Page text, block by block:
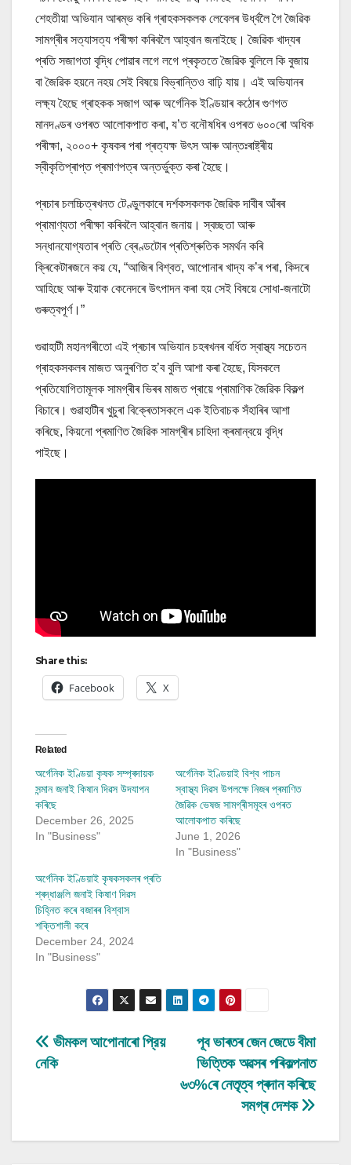
শেহতীয়া অভিযান আৰম্ভ কৰি গ্ৰাহকসকলক লেবেলৰ উৰ্ধ্বলৈ গৈ জৈৱিক
সামগ্ৰীৰ সত্যাসত্য পৰীক্ষা কৰিবলৈ আহ্বান জনাইছে। জৈৱিক খাদ্যৰ
প্ৰতি সজাগতা বৃদ্ধি পোৱাৰ লগে লগে প্ৰকৃততে জৈৱিক বুলিলে কি বুজায়
বা জৈৱিক হয়নে নহয় সেই বিষয়ে বিভ্ৰান্তিও বাঢ়ি যায়। এই অভিযানৰ
লক্ষ্য হৈছে গ্ৰাহকক সজাগ আৰু অৰ্গেনিক ইণ্ডিয়াৰ কঠোৰ গুণগত
মানদণ্ডৰ ওপৰত আলোকপাত কৰা, য’ত বনৌষধিৰ ওপৰত ৬০০ৰো অধিক
পৰীক্ষা, ২০০০+ কৃষকৰ পৰা প্ৰত্যক্ষ উৎস আৰু আন্তঃৰাষ্ট্ৰীয়
স্বীকৃতিপ্ৰাপ্ত প্ৰমাণপত্ৰ অন্তৰ্ভুক্ত কৰা হৈছে।
প্ৰচাৰ চলচ্চিত্ৰখনত টেণ্ডুলকাৰে দৰ্শকসকলক জৈৱিক দাবীৰ আঁৰৰ
প্ৰামাণ্যতা পৰীক্ষা কৰিবলৈ আহ্বান জনায়। স্বচ্ছতা আৰু
সন্ধানযোগ্যতাৰ প্ৰতি ব্ৰেণ্ডটোৰ প্ৰতিশ্ৰুতিক সমৰ্থন কৰি
ক্ৰিকেটাৰজনে কয় যে, “আজিৰ বিশ্বত, আপোনাৰ খাদ্য ক’ৰ পৰা, কিদৰে
আহিছে আৰু ইয়াক কেনেদৰে উৎপাদন কৰা হয় সেই বিষয়ে সোধা-জনাটো
গুৰুত্বপূৰ্ণ।”
গুৱাহাটী মহানগৰীতো এই প্ৰচাৰ অভিযান চহৰখনৰ বৰ্ধিত স্বাস্থ্য সচেতন
গ্ৰাহকসকলৰ মাজত অনুৰণিত হ’ব বুলি আশা কৰা হৈছে, যিসকলে
প্ৰতিযোগিতামূলক সামগ্ৰীৰ ভিৰৰ মাজত প্ৰায়ে প্ৰামাণিক জৈৱিক বিকল্প
বিচাৰে। গুৱাহাটীৰ খুচুৰা বিক্ৰেতাসকলে এক ইতিবাচক সঁহাৰিৰ আশা
কৰিছে, কিয়নো প্ৰমাণিত জৈৱিক সামগ্ৰীৰ চাহিদা ক্ৰমান্বয়ে বৃদ্ধি
পাইছে।
Share this:
Facebook X
Related
অৰ্গেনিক ইণ্ডিয়া কৃষক সম্প্ৰদায়ক
সন্মান জনাই কিষান দিৱস উদযাপন
কৰিছে
December 26, 2025
In "Business"
অৰ্গেনিক ইণ্ডিয়াই বিশ্ব পাচন
স্বাস্থ্য দিৱস উপলক্ষে নিজৰ প্ৰমাণিত
জৈৱিক ভেষজ সামগ্ৰীসমূহৰ ওপৰত
আলোকপাত কৰিছে
June 1, 2026
In "Business"
অৰ্গেনিক ইণ্ডিয়াই কৃষকসকলৰ প্ৰতি
শ্ৰদ্ধাঞ্জলি জনাই কিষাণ দিৱস
চিহ্নিত কৰে বজাৰৰ বিশ্বাস
শক্তিশালী কৰে
December 24, 2024
In "Business"
Post
পূব ভাৰতৰ জেন জেডে বীমা
ভিত্তিক অৱসৰ পৰিকল্পনাত
৬৩%ৰে নেতৃত্ব প্ৰদান কৰিছে
সমগ্ৰ দেশক
ভীমকল আপোনাৰো প্রিয়
নেকি